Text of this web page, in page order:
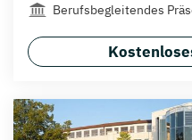
Berufsbegleitendes